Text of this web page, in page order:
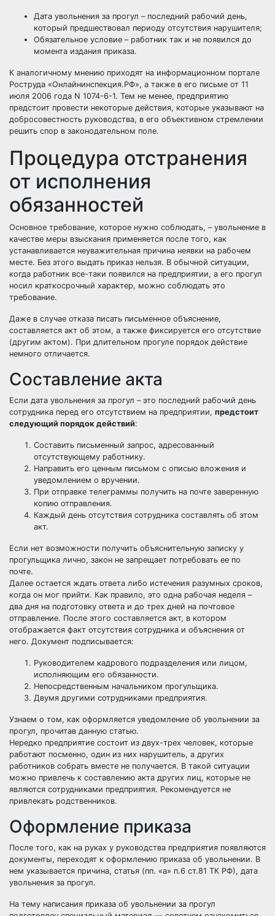
Дата увольнения за прогул – последний рабочий день,
который предшествовал периоду отсутствия нарушителя;
Обязательное условие – работник так и не появился до
момента издания приказа.
К аналогичному мнению приходят на информационном портале
Роструда «Онлайнинспекция.РФ», а также в его письме от 11
июля 2006 года N 1074-6-1. Тем не менее, предприятию
предстоит провести некоторые действия, которые указывают на
добросовестность руководства, в его объективном стремлении
решить спор в законодательном поле.
Процедура отстранения
от исполнения
обязанностей
Основное требование, которое нужно соблюдать, – увольнение в
качестве меры взыскания применяется после того, как
устанавливается неуважительная причина неявки на рабочем
месте. Без этого выдать приказ нельзя. В обычной ситуации,
когда работник все-таки появился на предприятии, а его прогул
носил краткосрочный характер, можно соблюдать это
требование.
Даже в случае отказа писать письменное объяснение,
составляется акт об этом, а также фиксируется его отсутствие
(другим актом). При длительном прогуле порядок действие
немного отличается.
Составление акта
Если дата увольнения за прогул – это последний рабочий день
сотрудника перед его отсутствием на предприятии, предстоит
следующий порядок действий:
Составить письменный запрос, адресованный
отсутствующему работнику.
Направить его ценным письмом с описью вложения и
уведомлением о вручении.
При отправке телеграммы получить на почте заверенную
копию отправления.
Каждый день отсутствия сотрудника составлять об этом
акт.
Если нет возможности получить объяснительную записку у
прогульщика лично, закон не запрещает потребовать ее по
почте.
Далее остается ждать ответа либо истечения разумных сроков,
когда он мог прийти. Как правило, это одна рабочая неделя –
два дня на подготовку ответа и до трех дней на почтовое
отправление. После этого составляется акт, в котором
отображается факт отсутствия сотрудника и объяснения от
него. Документ подписывается:
Руководителем кадрового подразделения или лицом,
исполняющим его обязанности.
Непосредственным начальником прогульщика.
Двумя другими сотрудниками предприятия.
Узнаем о том, как оформляется уведомление об увольнении за
прогул, прочитав данную статью.
Нередко предприятие состоит из двух-трех человек, которые
работают посменно, один из них нарушитель, а других
работников собрать вместе не получается. В такой ситуации
можно привлечь к составлению акта других лиц, которые не
являются сотрудниками предприятия. Рекомендуется не
привлекать родственников.
Оформление приказа
После того, как на руках у руководства предприятия появляются
документы, переходят к оформлению приказа об увольнении. В
нем указывается причина, статья (пп. «а» п.6 ст.81 ТК РФ), дата
увольнения за прогул.
На тему написания приказа об увольнении за прогул